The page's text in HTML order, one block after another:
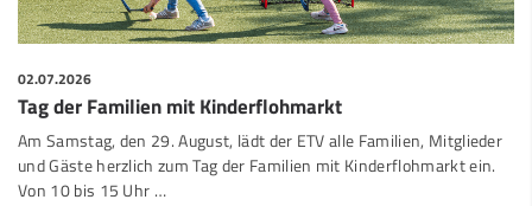
02.07.2026
Tag der Familien mit Kinderflohmarkt
Am Samstag, den 29. August, lädt der ETV alle Familien, Mitglieder
und Gäste herzlich zum Tag der Familien mit Kinderflohmarkt ein.
Von 10 bis 15 Uhr …